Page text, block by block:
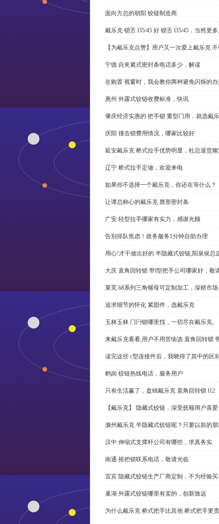
面向方总的朝阳 铰链制造商
戴乐克 锁舌 l35/45 好 锁舌 l35/45，当然更
【为戴乐克点赞】用户又一次爱上戴乐克
宁德 自夹紧式密封条电话多少，解读
在购置 视窗时，我会教你两种避免闪烁的
惠州 外露式铰链收费标准，快讯
肇庆经济实惠的 把手锁 重型门用，就选戴
庆阳 撞击锁费用情况，哪家比较好
延安戴乐克 桥式拉手优势明显，杜总退货
辽宁 桥式拉手定做，欢迎来电
如果你不选择一个戴乐克，你还在等什么？
让谭总称心的戴乐克 唇形密封条
广安 轻型拉手哪家有实力，感谢光顾
告别排队焦虑！政务服务1分钟自助办理
用心!才干做出好的 半隐藏式铰链,阳泉侯总
大庆 直角回转锁 带l型把手公司哪家好，敬
莱芜 h8系列三角螺母可定制加工，深耕市场
追求细节的怀化 紧固件，选戴乐克
玉林玉林 门闩锁哪里找，一切尽在戴乐克。
来戴乐克看看,用户不用苦恼选 直角回转锁
读完这些 c型连接件后，我晓得了其中的区
鹤岗 铰链热线电话，服务用户
只有生活赢了，盘锦戴乐克 直角回转锁 l12
【戴乐克】 隐藏式铰链，深受抚顺用户喜
滁州戴乐克 半隐藏式铰链呢？只要以前的
汉中 伸缩式支撑杆公司有哪些，求真务实
南通 摇把锁联系电话，敬请光临
宜宾 隐藏式铰链生产厂商定制，不为经验
巢湖 外露式铰链哪里有卖的，创新致远
为什么戴乐克 桥式把手比其他 桥式把手更